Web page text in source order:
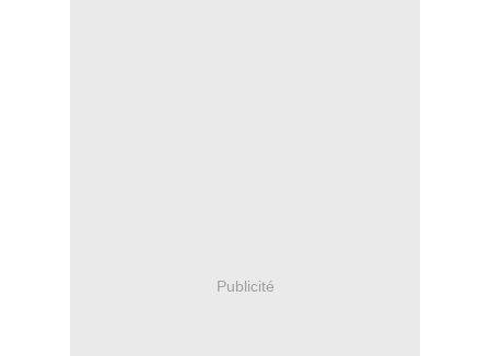
Publicité